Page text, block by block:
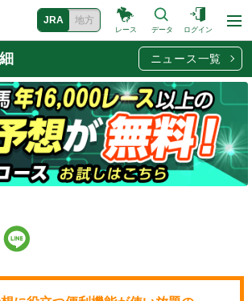
JRA 地方
レース データ ログイン
ニュース一覧